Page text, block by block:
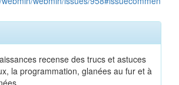
recense des trucs et astuces
la programmation, glanées au fur et à